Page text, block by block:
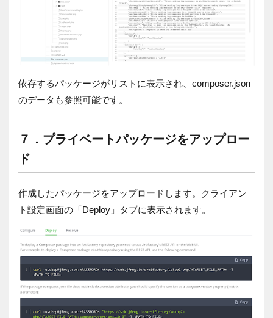
依存するパッケージがリストに表示され、 composer.json
のデータも参照可能です。
７．プライベートパッケージをアップロー
ド
作成したパッケージをアップロードします。クライアン
ト設定画面の「Deploy 」タブに表示されます。